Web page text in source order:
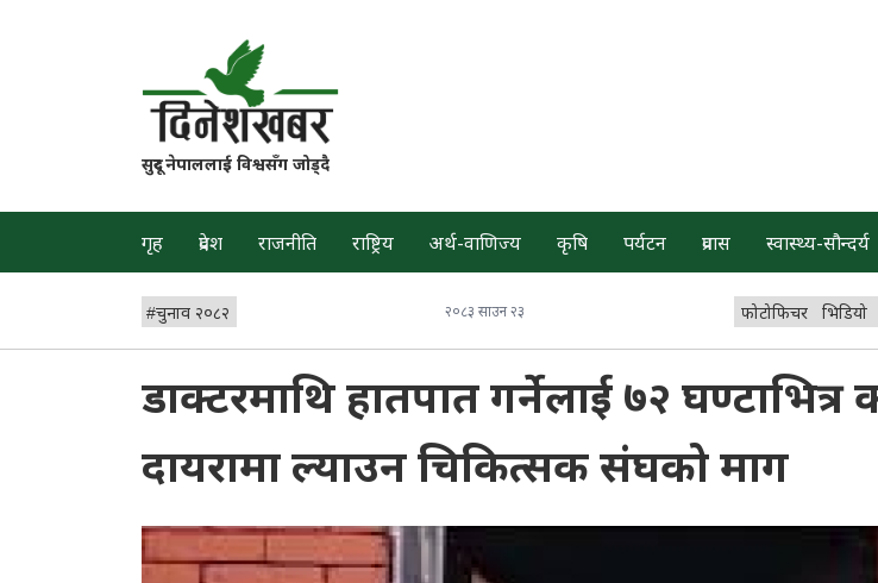
सुदूर नेपाललाई विश्वसँग जोड्दै
गृह प्रदेश राजनीति राष्ट्रिय अर्थ-वाणिज्य कृषि पर्यटन प्रवास स्वास्थ्य-सौन्दर्य
#चुनाव २०८२ २०८३ साउन २३ फोटोफिचर भिडियो
डाक्टरमाथि हातपात गर्नेलाई ७२ घण्टाभित्र
दायरामा ल्याउन चिकित्सक संघको माग